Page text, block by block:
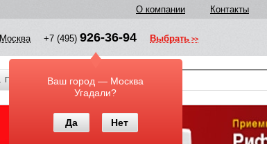
О компании Контакты
Москва +7 (495) 926-36-94
Ваш город — Москва
Угадали?
Да Нет
Выбрать
По всему каталогу